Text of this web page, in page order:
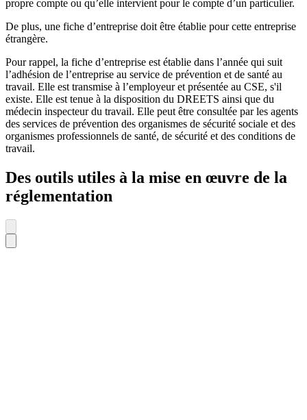
propre compte ou qu’elle intervient pour le compte d’un particulier.
De plus, une fiche d’entreprise doit être établie pour cette entreprise
étrangère.
Pour rappel, la fiche d’entreprise est établie dans l’année qui suit
l’adhésion de l’entreprise au service de prévention et de santé au
travail. Elle est transmise à l’employeur et présentée au CSE, s'il
existe. Elle est tenue à la disposition du DREETS ainsi que du
médecin inspecteur du travail. Elle peut être consultée par les agents
des services de prévention des organismes de sécurité sociale et des
organismes professionnels de santé, de sécurité et des conditions de
travail.
Des outils utiles à la mise en œuvre de la
réglementation